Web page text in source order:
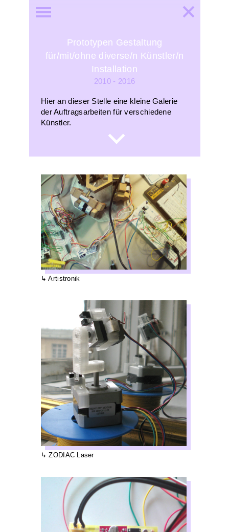
Prototypen Gestaltung
für/mit/ohne diverse/n Künstler/n
Installation
2010 - 2016
Hier an dieser Stelle eine kleine Galerie
der Auftragsarbeiten für verschiedene
Künstler.
Artistronik
ZODIAC Laser